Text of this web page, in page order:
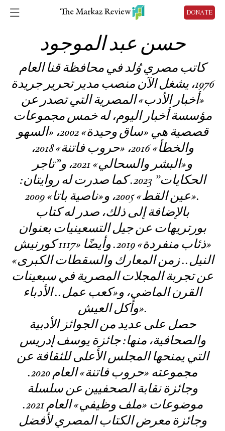
DONATE
حسن عبد الموجود
كاتب مصري وُلد في محافظة قنا العام
1976، يشغل الآن منصب مدير تحرير جريدة
«أخبار الأدب» المصرية التي تصدر عن
مؤسسة أخبار اليوم، له خمس مجموعات
قصصية هي «ساق وحيدة» 2002، «السهو
والخطأ» 2016، «حروب فاتنة» 2018،
و«البشر والسحالي» 2021، و”تاجر
الحكايات” 2023. كما صدرت له روايتان:
«عين القط» 2005، و«ناصية باتا» 2009.
بالإضافة إلى ذلك، صدر له كتاب
بورتريهات عن جيل التسعينيات بعنوان
«ذئاب منفردة» 2019. وأيضًا «1117 كورنيش
النيل.. زمن المعارك والسقطات الكبرى»
عن تجربة المجلات المصرية في سبعينات
القرن الماضي، و«كعب عمل.. الأدباء
وأكل العيش».
حصل على عديد من الجوائز الأدبية
والصحافية، منها: جائزة يوسف إدريس
التي يمنحها المجلس الأعلى للثقافة عن
مجموعته «حروب فاتنة» العام 2020.
وجائزة نقابة الصحفيين عن سلسلة
موضوعات «ملف وظيفي» العام 2021.
وجائزة معرض الكتاب المصري لأفضل